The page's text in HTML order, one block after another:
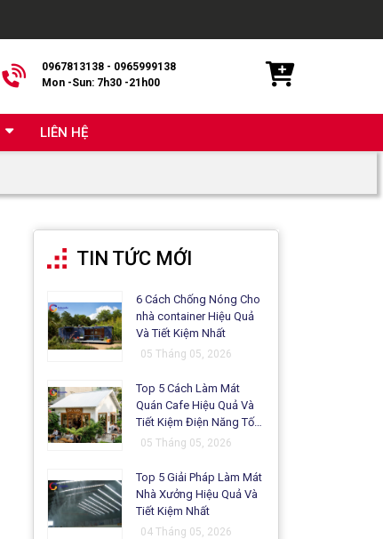
0967813138 - 0965999138
Mon -Sun: 7h30 -21h00
LIÊN HỆ
TIN TỨC MỚI
6 Cách Chống Nóng Cho
nhà container Hiệu Quả
Và Tiết Kiệm Nhất
05 Tháng 05, 2026
Top 5 Cách Làm Mát
Quán Cafe Hiệu Quả Và
Tiết Kiệm Điện Năng Tối
Ưu
05 Tháng 05, 2026
Top 5 Giải Pháp Làm Mát
Nhà Xưởng Hiệu Quả Và
Tiết Kiệm Nhất
04 Tháng 05, 2026